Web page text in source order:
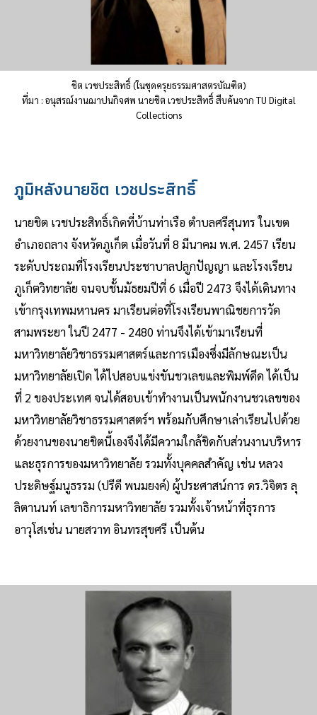
ชิต เวชประสิทธิ์ (ในชุดครุยธรรมศาสตรบัณฑิต)
ที่มา : อนุสรณ์งานฌาปนกิจศพ นายชิต เวชประสิทธิ์ สืบค้นจาก TU Digital
Collections
ภูมิหลังนายชิต เวชประสิทธิ์
นายชิต เวชประสิทธิ์เกิดที่บ้านท่าเรือ ตำบลศรีสุนทร ในเขต
อำเภอถลาง จังหวัดภูเก็ต เมื่อวันที่ 8 มีนาคม พ.ศ. 2457 เรียน
ระดับประถมที่โรงเรียนประชาบาลปลูกปัญญา และโรงเรียน
ภูเก็ตวิทยาลัย จนจบชั้นมัธยมปีที่ 6 เมื่อปี 2473 จึงได้เดินทาง
เข้ากรุงเทพมหานคร มาเรียนต่อที่โรงเรียนพาณิชยการวัด
สามพระยา ในปี 2477 - 2480 ท่านจึงได้เข้ามาเรียนที่
มหาวิทยาลัยวิชาธรรมศาสตร์และการเมืองซึ่งมีลักษณะเป็น
มหาวิทยาลัยเปิด ได้ไปสอบแข่งขันชวเลขและพิมพ์ดีด ได้เป็น
ที่ 2 ของประเทศ จนได้สอบเข้าทำงานเป็นพนักงานชวเลขของ
มหาวิทยาลัยวิชาธรรมศาสตร์ฯ พร้อมกับศึกษาเล่าเรียนไปด้วย
ด้วยงานของนายชิตนี้เองจึงได้มีความใกล้ชิดกับส่วนงานบริหาร
และธุรการของมหาวิทยาลัย รวมทั้งบุคคลสำคัญ เช่น หลวง
ประดิษฐ์มนูธรรม (ปรีดี พนมยงค์) ผู้ประศาสน์การ ดร.วิจิตร ลุ
ลิตานนท์ เลขาธิการมหาวิทยาลัย รวมทั้งเจ้าหน้าที่ธุรการ
อาวุโสเช่น นายสวาท อินทรสุขศรี เป็นต้น